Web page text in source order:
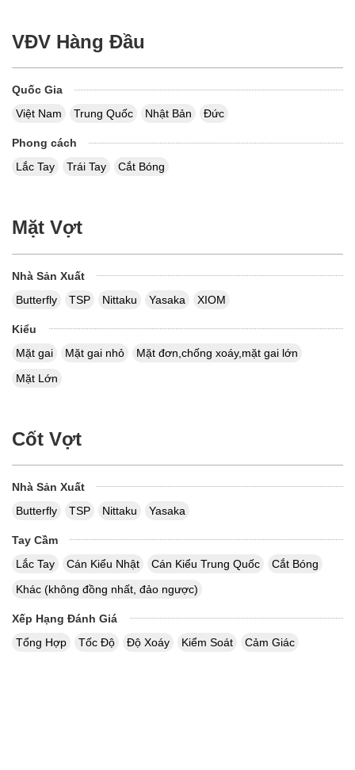
VĐV Hàng Đầu
Quốc Gia
Việt Nam
Trung Quốc Nhật Bản Đức
Phong cách
Lắc Tay
Trái Tay Cắt Bóng
Mặt Vợt
Nhà Sản Xuất
Butterfly
TSP Nittaku Yasaka XIOM
Kiểu
Mặt gai
Mặt gai nhỏ
Mặt đơn,chống xoáy,mặt gai lớn
Mặt Lớn
Cốt Vợt
Nhà Sản Xuất
Butterfly
TSP Nittaku Yasaka
Tay Cầm
Lắc Tay
Cán Kiểu Nhật Cán Kiểu Trung Quốc
Cắt Bóng
Khác (không đồng nhất, đảo ngược)
Xếp Hạng Đánh Giá
Tổng Hợp
Tốc Độ Độ Xoáy Kiểm Soát Cảm Giác